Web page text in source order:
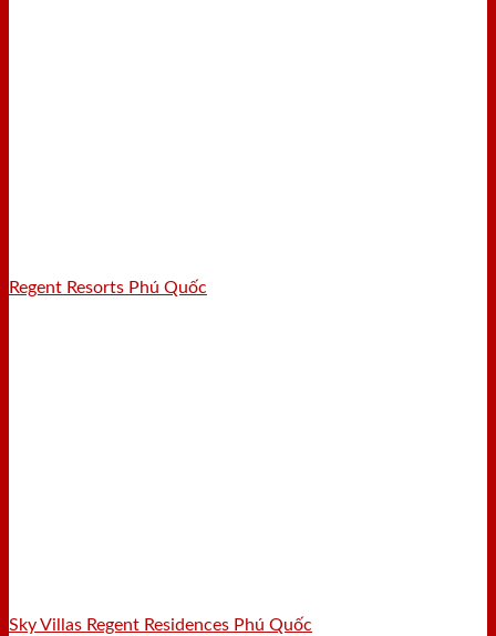
Regent Resorts Phú Quốc
Sky Villas Regent Residences Phú Quốc